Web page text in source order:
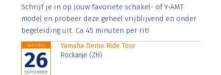
Aenean faucibus nibh et justo cursus id rutrum lorem
imperdiet. Nunc ut sem vitae risus tristique posuere.
Schrijf je in op jouw favoriete schakel- of Y-AMT
model en probeer deze geheel vrijblijvend en onder
begeleiding uit. Ca 45 minuten per rit!
Saturday
26
SEPTEMBER
Yamaha Demo Ride Tour
Rockanje (ZH)